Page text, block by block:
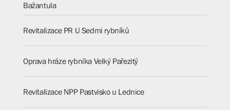
Bažantula
Revitalizace PR U Sedmi rybníků
Oprava hráze rybníka Velký Pařezitý
Revitalizace NPP Pastvisko u Lednice